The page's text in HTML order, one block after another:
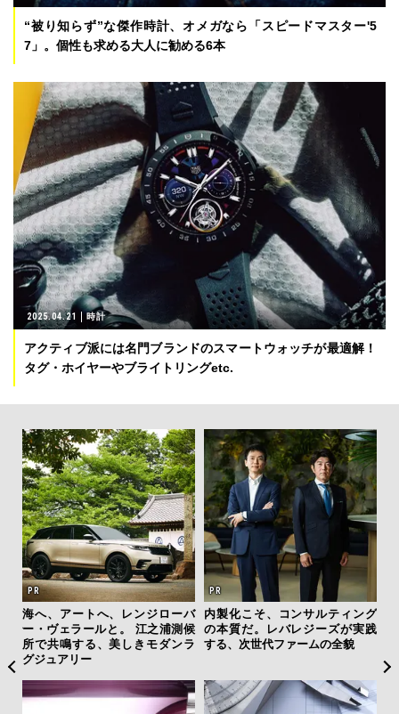
“被り知らず”な傑作時計、オメガなら「スピードマスター'5
7」。個性も求める大人に勧める6本
2025.04.21 時計
アクティブ派には名門ブランドのスマートウォッチが最適解！
タグ・ホイヤーやブライトリングetc.
海へ、アートへ、レンジローバ
ー・ヴェラールと。 江之浦測候
所で共鳴する、美しきモダンラ
グジュアリー
内製化こそ、コンサルティング
の本質だ。レバレジーズが実践
する、次世代ファームの全貌
y